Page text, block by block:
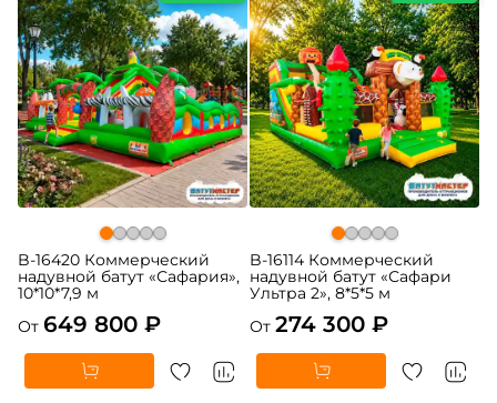
B-16420 Коммерческий
надувной батут «Сафария»,
10*10*7,9 м
От 649 800 ₽
B-16114 Коммерческий
надувной батут «Сафари
Ультра 2», 8*5*5 м
От 274 300 ₽